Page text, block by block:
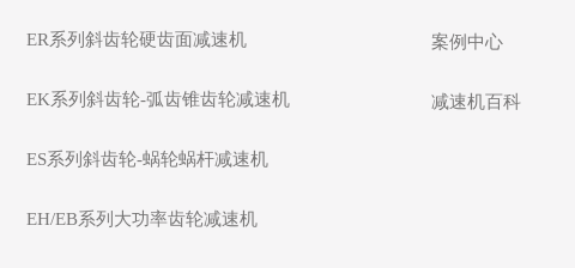
ER系列斜齿轮硬齿面减速机
EK系列斜齿轮-弧齿锥齿轮减速机
ES系列斜齿轮-蜗轮蜗杆减速机
EH/EB系列大功率齿轮减速机
案例中心
减速机百科